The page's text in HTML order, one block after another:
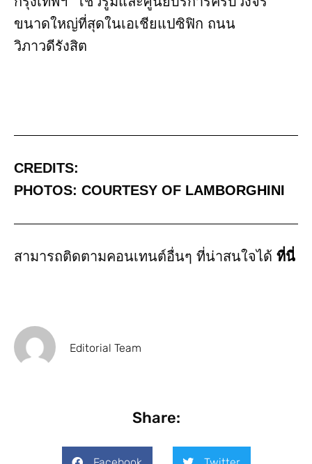
ขนาดใหญ่ที่สุดในเอเชียแปซิฟิก ถนน
วิภาวดีรังสิต
CREDITS:
PHOTOS: COURTESY OF LAMBORGHINI
สามารถติดตามคอนเทนต์อื่นๆ ที่น่าสนใจได้ ที่นี่
Editorial Team
Share: